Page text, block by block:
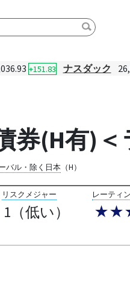
+151.83 ナスダック
券(H有)＜
バル・除く日本（H）
リスクメジャー
1（低い）
レーティ